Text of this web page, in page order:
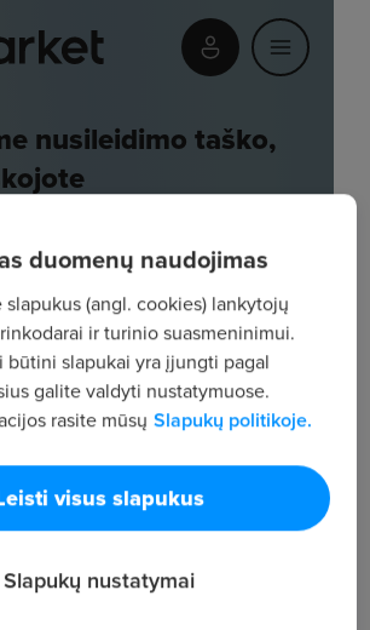
duomenų naudojimas
slapukus (angl. cookies) lankytojų
ir turinio suasmeninimui.
būtini slapukai yra įjungti pagal
galite valdyti nustatymuose.
rasite mūsų Slapukų politikoje.
visus slapukus
Slapukų nustatymai